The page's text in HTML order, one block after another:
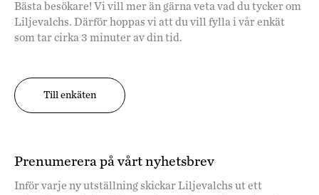
Bästa besökare! Vi vill mer än gärna veta vad du tycker om
Liljevalchs. Därför hoppas vi att du vill fylla i vår enkät
som tar cirka 3 minuter av din tid.
Till enkäten
Prenumerera på vårt nyhetsbrev
Inför varje ny utställning skickar Liljevalchs ut ett